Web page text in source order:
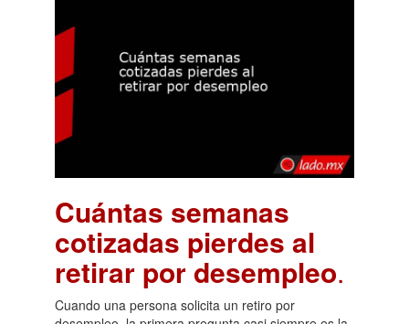
Cuántas semanas
cotizadas pierdes al
retirar por desempleo.
Cuando una persona solicita un retiro por